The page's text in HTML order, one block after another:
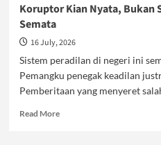
Koruptor Kian Nyata, Bukan
Semata
16 July, 2026
Sistem peradilan di negeri ini
Pemangku penegak keadilan
Pemberitaan yang menyeret
Read MoreRead